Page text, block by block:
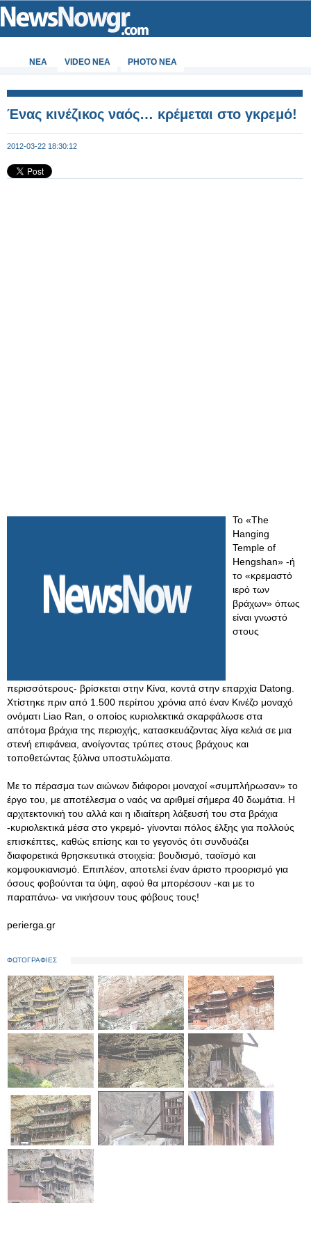
ΝΕΑ VIDEO NEA PHOTO NEA
Ένας κινέζικος ναός… κρέμεται στο γκρεμό!
2012-03-22 18:30:12
Το «Τhe
Hanging
Temple of
Hengshan» -ή
το «κρεμαστό
ιερό των
βράχων» όπως
είναι γνωστό
στους
περισσότερους- βρίσκεται στην Κίνα, κοντά στην επαρχία Datong.
Χτίστηκε πριν από 1.500 περίπου χρόνια από έναν Κινέζο μοναχό
ονόματι Liao Ran, ο οποίος κυριολεκτικά σκαρφάλωσε στα
απότομα βράχια της περιοχής, κατασκευάζοντας λίγα κελιά σε μια
στενή επιφάνεια, ανοίγοντας τρύπες στους βράχους και
τοποθετώντας ξύλινα υποστυλώματα.
Με το πέρασμα των αιώνων διάφοροι μοναχοί «συμπλήρωσαν» το
έργο του, με αποτέλεσμα ο ναός να αριθμεί σήμερα 40 δωμάτια. Η
αρχιτεκτονική του αλλά και η ιδιαίτερη λάξευσή του στα βράχια
-κυριολεκτικά μέσα στο γκρεμό- γίνονται πόλος έλξης για πολλούς
επισκέπτες, καθώς επίσης και το γεγονός ότι συνδυάζει
διαφορετικά θρησκευτικά στοιχεία: βουδισμό, ταοϊσμό και
κομφουκιανισμό. Επιπλέον, αποτελεί έναν άριστο προορισμό για
όσους φοβούνται τα ύψη, αφού θα μπορέσουν -και με το
παραπάνω- να νικήσουν τους φόβους τους!
perierga.gr
ΦΩΤΟΓΡΑΦΙΕΣ